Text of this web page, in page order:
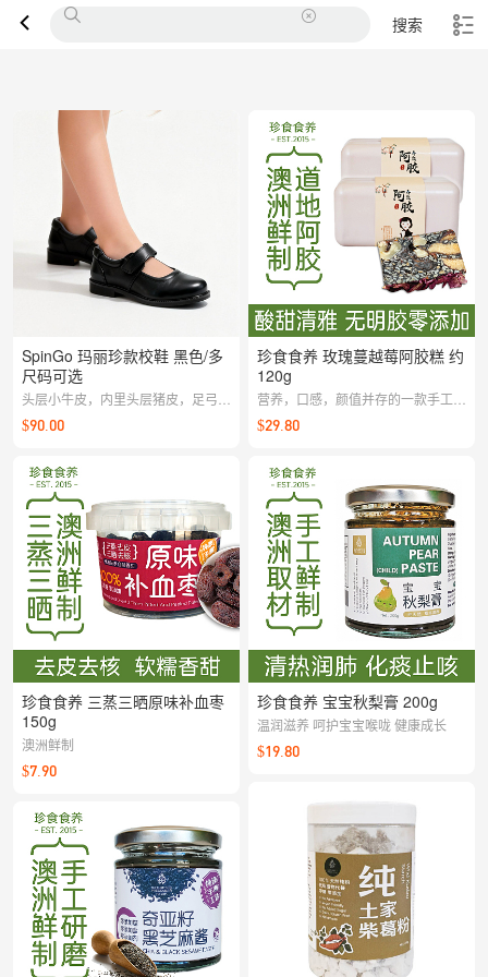
搜索
SpinGo 玛丽珍款校鞋 黑色/多
尺码可选
头层小牛皮，内里头层猪皮，足弓支
撑鞋垫，天然橡胶耐磨防滑大底
$90.00
珍食食养 三蒸三晒原味补血枣
150g
澳洲鲜制
$7.90
珍食食养 玫瑰蔓越莓阿胶糕 约
120g
营养，口感，颜值并存的一款手工阿
胶糕。有美白嫩肤、淡化色斑、调整
内分泌、滋养子宫、改善痛经、解
效！
$29.80
珍食食养 宝宝秋梨膏 200g
温润滋养 呵护宝宝喉咙 健康成长
$19.80